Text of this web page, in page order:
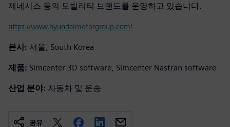
제네시스 등의 모빌리티 브랜드를 운영하고 있습니다.
https://www.hyundaimotorgroup.com/
본사: 서울, South Korea
제품: Simcenter 3D software, Simcenter Nastran software
산업 분야: 자동차 및 운송
공유